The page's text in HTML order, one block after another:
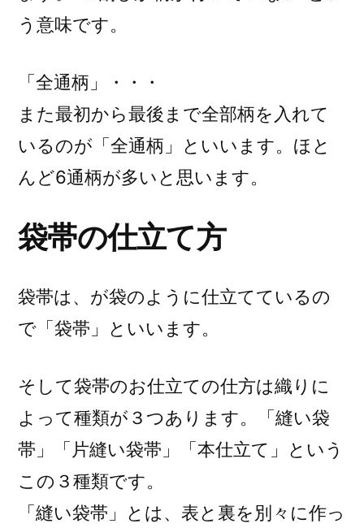
う意味です。
「全通柄」・・・
また最初から最後まで全部柄を入れて
いるのが「全通柄」といいます。ほと
んど6通柄が多いと思います。
袋帯の仕立て方
袋帯は、が袋のように仕立てているの
で「袋帯」といいます。
そして袋帯のお仕立ての仕方は織りに
よって種類が３つあります。「縫い袋
帯」「片縫い袋帯」「本仕立て」という
この３種類です。
「縫い袋帯」とは、表と裏を別々に作っ